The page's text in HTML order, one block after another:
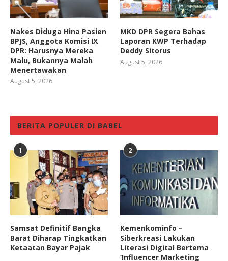
Nakes Diduga Hina Pasien
BPJS, Anggota Komisi IX
DPR: Harusnya Mereka
Malu, Bukannya Malah
Menertawakan
August 5, 2026
MKD DPR Segera Bahas
Laporan KWP Terhadap
Deddy Sitorus
August 5, 2026
BERITA POPULER DI BABEL
1
Samsat Definitif Bangka
Barat Diharap Tingkatkan
Ketaatan Bayar Pajak
2
Kemenkominfo –
Siberkreasi Lakukan
Literasi Digital Bertema
‘Influencer Marketing